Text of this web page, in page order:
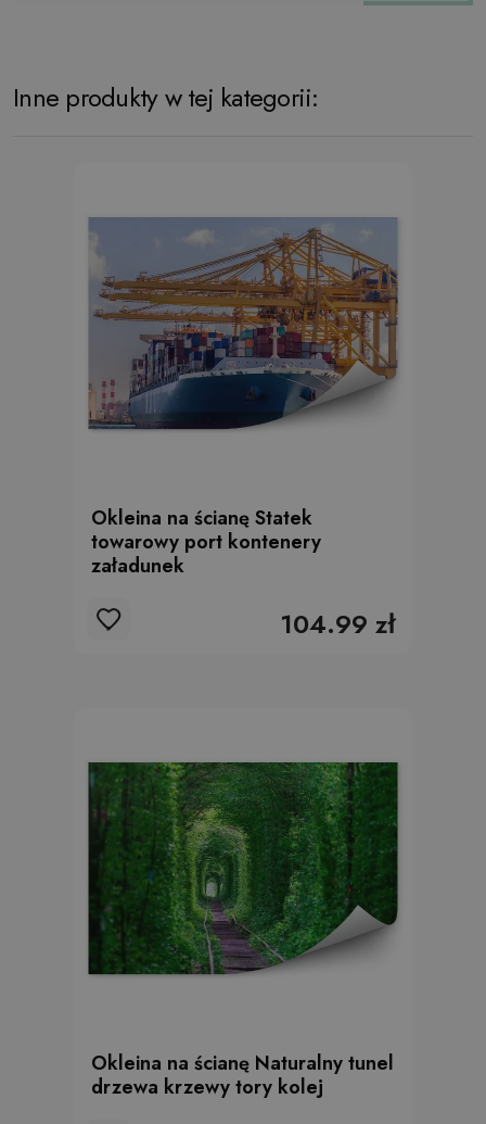
Inne produkty w tej kategorii:
Okleina na ścianę Statek
towarowy port kontenery
załadunek
104.99 zł
Okleina na ścianę Naturalny tunel
drzewa krzewy tory kolej